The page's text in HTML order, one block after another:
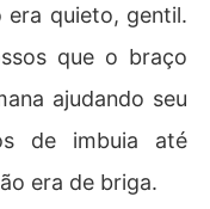
era quieto, gentil.
que o braço
ajudando seu
de imbuia até
era de briga.